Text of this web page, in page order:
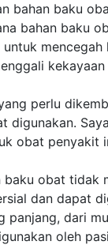
bahan baku
bahan baku
perlu
digunakan.
obat penyakit
obat tidak
dan dapat
panjang, dari
oleh